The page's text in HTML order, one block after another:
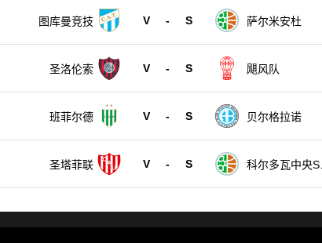
图库曼竞技 V - S 萨尔米安杜
圣洛伦索 V - S 飓风队
班菲尔德 V - S 贝尔格拉诺
圣塔菲联 V - S
科尔多瓦中央SD